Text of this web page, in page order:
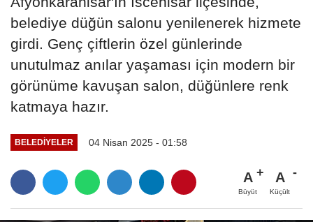
belediye düğün salonu yenilenerek hizmete
girdi. Genç çiftlerin özel günlerinde
unutulmaz anılar yaşaması için modern bir
görünüme kavuşan salon, düğünlere renk
katmaya hazır.
BELEDIYELER 04 Nisan 2025 - 01:58
A
Büyüt
A
Küçült